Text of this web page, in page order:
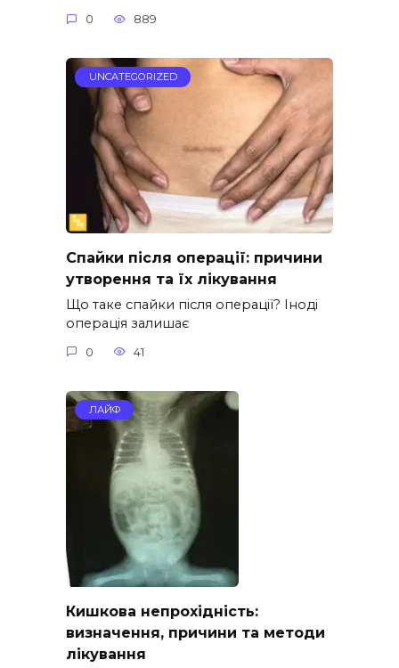
0 889
UNCATEGORIZED
Спайки після операції: причини
утворення та їх лікування
Що таке спайки після операції? Іноді
операція залишає
0 41
ЛАЙФ
Кишкова непрохідність:
визначення, причини та методи
лікування